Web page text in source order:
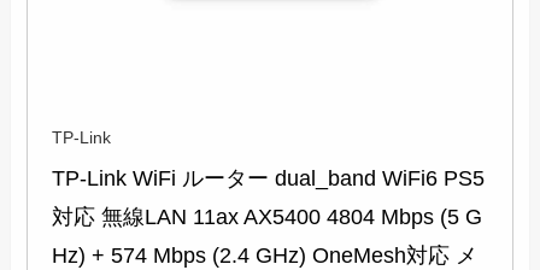
TP-Link
TP-Link WiFi ルーター dual_band WiFi6 PS5
対応 無線LAN 11ax AX5400 4804 Mbps (5 G
Hz) + 574 Mbps (2.4 GHz) OneMesh対応 メ